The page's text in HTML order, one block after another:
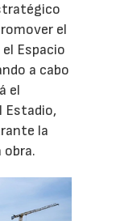
el
Espacio
a cabo
el
Estadio,
la